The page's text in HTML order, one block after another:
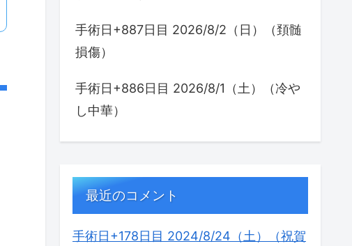
手術日+887日目 2026/8/2（日）（頚髄
損傷）
手術日+886日目 2026/8/1（土）（冷や
し中華）
最近のコメント
手術日+178日目 2024/8/24（土）（祝賀